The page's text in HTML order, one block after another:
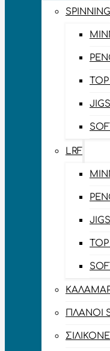
SPINNING
TOP
JIGS
LRF
JIGS
TOP
ΠΛΆΝΟΙ